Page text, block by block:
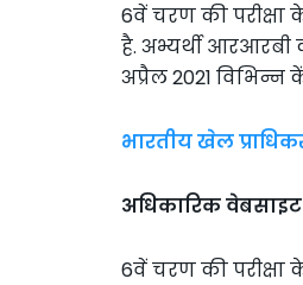
6वें चरण की परीक्षा
है. अभ्यर्थी आरआरबी
अप्रैल 2021 विभिन्न
भारतीय खेल
अधिकारिक
6वें चरण की परीक्षा